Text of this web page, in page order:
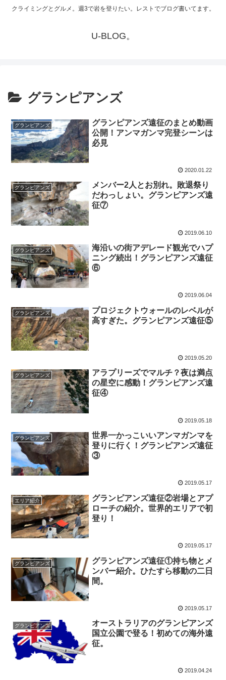
クライミングとグルメ。週3で岩を登りたい。レストでブログ書いてます。
U-BLOG。
グランピアンズ
グランピアンズ
グランピアンズ遠征のまとめ動画
公開！アンマガンマ完登シーンは
必見
2020.01.22
グランピアンズ
メンバー2人とお別れ。敗退祭り
だわっしょい。グランピアンズ遠
征⑦
2019.06.10
グランピアンズ
海沿いの街アデレード観光でハプ
ニング続出！グランピアンズ遠征
⑥
2019.06.04
グランピアンズ
プロジェクトウォールのレベルが
高すぎた。グランピアンズ遠征⑤
2019.05.20
グランピアンズ
アラプリーズでマルチ？夜は満点
の星空に感動！グランピアンズ遠
征④
2019.05.18
グランピアンズ
世界一かっこいいアンマガンマを
登りに行く！グランピアンズ遠征
③
2019.05.17
エリア紹介
グランピアンズ遠征②岩場とアプ
ローチの紹介。世界的エリアで初
登り！
2019.05.17
グランピアンズ
グランピアンズ遠征①持ち物とメ
ンバー紹介。ひたすら移動の二日
間。
2019.05.17
グランピアンズ
オーストラリアのグランピアンズ
国立公園で登る！初めての海外遠
征。
2019.04.24